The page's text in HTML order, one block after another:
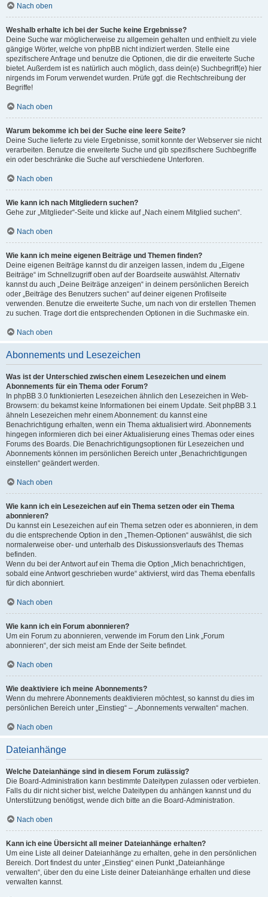
Nach oben
Weshalb erhalte ich bei der Suche keine Ergebnisse?
Deine Suche war möglicherweise zu allgemein gehalten und enthielt zu viele
gängige Wörter, welche von phpBB nicht indiziert werden. Stelle eine
spezifischere Anfrage und benutze die Optionen, die dir die erweiterte Suche
bietet. Außerdem ist es natürlich auch möglich, dass dein(e) Suchbegriff(e) hier
nirgends im Forum verwendet wurden. Prüfe ggf. die Rechtschreibung der
Begriffe!
Nach oben
Warum bekomme ich bei der Suche eine leere Seite?
Deine Suche lieferte zu viele Ergebnisse, somit konnte der Webserver sie nicht
verarbeiten. Benutze die erweiterte Suche und gib spezifischere Suchbegriffe
ein oder beschränke die Suche auf verschiedene Unterforen.
Nach oben
Wie kann ich nach Mitgliedern suchen?
Gehe zur „Mitglieder“-Seite und klicke auf „Nach einem Mitglied suchen“.
Nach oben
Wie kann ich meine eigenen Beiträge und Themen finden?
Deine eigenen Beiträge kannst du dir anzeigen lassen, indem du „Eigene
Beiträge“ im Schnellzugriff oben auf der Boardseite auswählst. Alternativ
kannst du auch „Deine Beiträge anzeigen“ in deinem persönlichen Bereich
oder „Beiträge des Benutzers suchen“ auf deiner eigenen Profilseite
verwenden. Benutze die erweiterte Suche, um nach von dir erstellen Themen
zu suchen. Trage dort die entsprechenden Optionen in die Suchmaske ein.
Nach oben
Abonnements und Lesezeichen
Was ist der Unterschied zwischen einem Lesezeichen und einem
Abonnements für ein Thema oder Forum?
In phpBB 3.0 funktionierten Lesezeichen ähnlich den Lesezeichen in Web-
Browsern: du bekamst keine Informationen bei einem Update. Seit phpBB 3.1
ähneln Lesezeichen mehr einem Abonnement: du kannst eine
Benachrichtigung erhalten, wenn ein Thema aktualisiert wird. Abonnements
hingegen informieren dich bei einer Aktualisierung eines Themas oder eines
Forums des Boards. Die Benachrichtigungsoptionen für Lesezeichen und
Abonnements können im persönlichen Bereich unter „Benachrichtigungen
einstellen“ geändert werden.
Nach oben
Wie kann ich ein Lesezeichen auf ein Thema setzen oder ein Thema
abonnieren?
Du kannst ein Lesezeichen auf ein Thema setzen oder es abonnieren, in dem
du die entsprechende Option in den „Themen-Optionen“ auswählst, die sich
normalerweise ober- und unterhalb des Diskussionsverlaufs des Themas
befinden.
Wenn du bei der Antwort auf ein Thema die Option „Mich benachrichtigen,
sobald eine Antwort geschrieben wurde“ aktivierst, wird das Thema ebenfalls
für dich abonniert.
Nach oben
Wie kann ich ein Forum abonnieren?
Um ein Forum zu abonnieren, verwende im Forum den Link „Forum
abonnieren“, der sich meist am Ende der Seite befindet.
Nach oben
Wie deaktiviere ich meine Abonnements?
Wenn du mehrere Abonnements deaktivieren möchtest, so kannst du dies im
persönlichen Bereich unter „Einstieg“ – „Abonnements verwalten“ machen.
Nach oben
Dateianhänge
Welche Dateianhänge sind in diesem Forum zulässig?
Die Board-Administration kann bestimmte Dateitypen zulassen oder verbieten.
Falls du dir nicht sicher bist, welche Dateitypen du anhängen kannst und du
Unterstützung benötigst, wende dich bitte an die Board-Administration.
Nach oben
Kann ich eine Übersicht all meiner Dateianhänge erhalten?
Um eine Liste all deiner Dateianhänge zu erhalten, gehe in den persönlichen
Bereich. Dort findest du unter „Einstieg“ einen Punkt „Dateianhänge
verwalten“, über den du eine Liste deiner Dateianhänge erhalten und diese
verwalten kannst.